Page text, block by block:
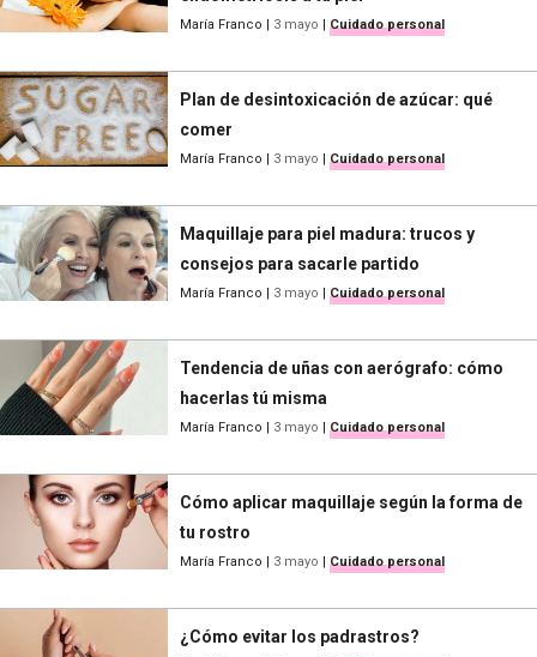
María Franco 3 mayo Cuidado personal
Plan de desintoxicación de azúcar: qué
comer
María Franco 3 mayo Cuidado personal
Maquillaje para piel madura: trucos y
consejos para sacarle partido
María Franco 3 mayo Cuidado personal
Tendencia de uñas con aerógrafo: cómo
hacerlas tú misma
María Franco 3 mayo Cuidado personal
Cómo aplicar maquillaje según la forma de
tu rostro
María Franco 3 mayo Cuidado personal
¿Cómo evitar los padrastros?